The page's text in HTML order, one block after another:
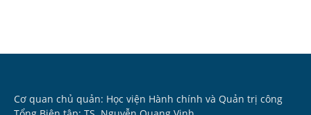
Cơ quan chủ quản: Học viện Hành chính và Quản trị công